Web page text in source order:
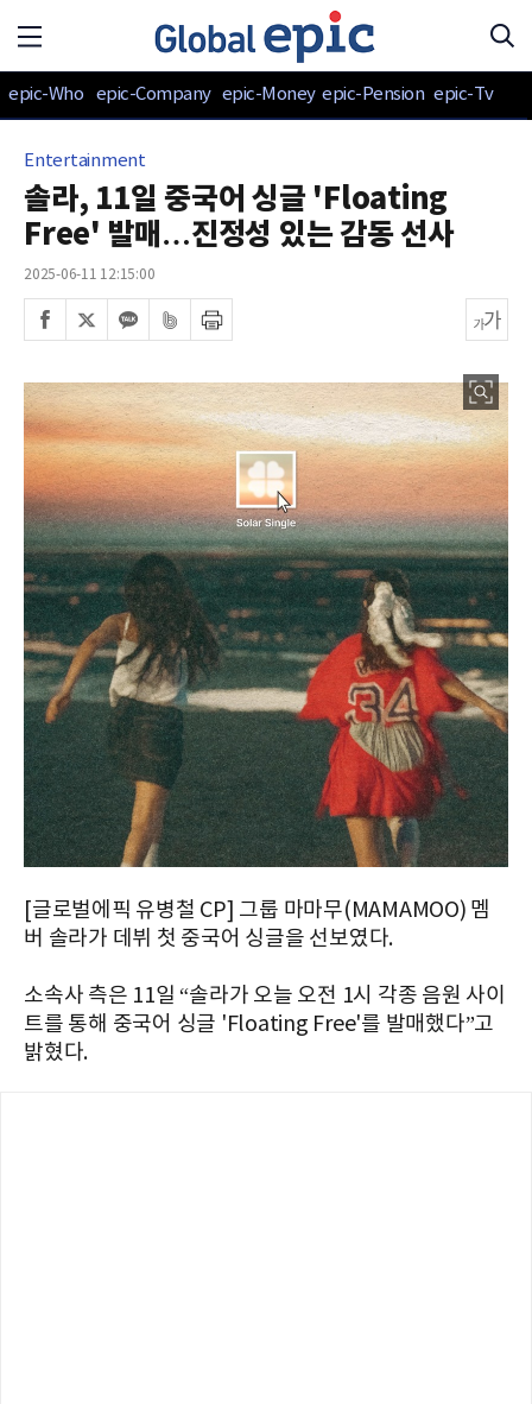
epic-Who epic-Company epic-Money epic-Pension epic-Tv
Entertainment
솔라, 11일 중국어 싱글 'Floating
Free' 발매…진정성 있는 감동 선사
2025-06-11 12:15:00
[글로벌에픽 유병철 CP] 그룹 마마무(MAMAMOO) 멤
버 솔라가 데뷔 첫 중국어 싱글을 선보였다.
소속사 측은 11일 “솔라가 오늘 오전 1시 각종 음원 사이
트를 통해 중국어 싱글 'Floating Free'를 발매했다”고
밝혔다.